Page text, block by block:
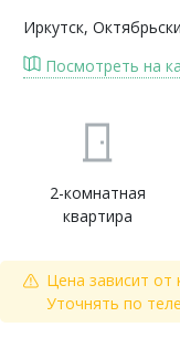
Иркутск,
Посмотреть на
2-комнатная
квартира
Цена зависит
Уточнять по